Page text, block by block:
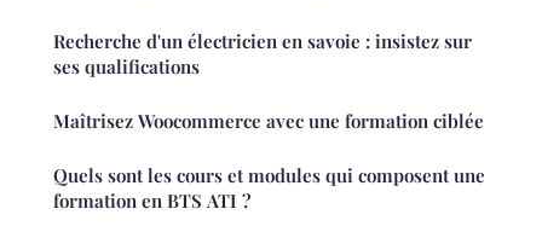
Recherche d'un électricien en savoie : insistez sur
ses qualifications
Maîtrisez Woocommerce avec une formation ciblée
Quels sont les cours et modules qui composent une
formation en BTS ATI ?